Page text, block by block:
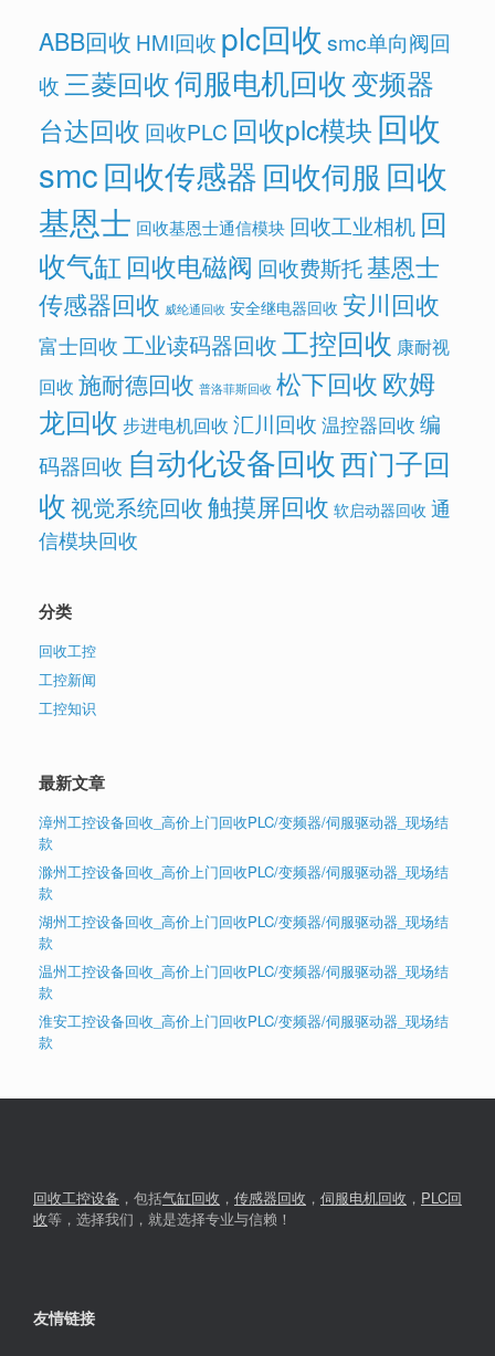
ABB回收 HMI回收 plc回收 smc单向阀回
收三菱回收伺服电机回收变频器
台达回收 回收PLC 回收plc模块 回收
smc回收传感器回收伺服 回收
基恩士 回收基恩士通信模块 回收工业相机 回
收气缸 回收电磁阀 回收费斯托基恩士
传感器回收 威纶通回收 安全继电器回收 安川回收
富士回收工业读码器回收工控回收 康耐视
回收 施耐德回收 普洛菲斯回收 松下回收欧姆
龙回收 步进电机回收 汇川回收 温控器回收 编
码器回收 自动化设备回收西门子回
收视觉系统回收触摸屏回收 软启动器回收 通
信模块回收
分类
回收工控
工控新闻
工控知识
最新文章
漳州工控设备回收_高价上门回收PLC/变频器/伺服驱动器_现场结
款
滁州工控设备回收_高价上门回收PLC/变频器/伺服驱动器_现场结
款
湖州工控设备回收_高价上门回收PLC/变频器/伺服驱动器_现场结
款
温州工控设备回收_高价上门回收PLC/变频器/伺服驱动器_现场结
款
淮安工控设备回收_高价上门回收PLC/变频器/伺服驱动器_现场结
款
回收工控设备 ，包括气缸回收 ， 传感器回收 ， 伺服电机回收 ， PLC回
收等，选择我们，就是选择专业与信赖！
友情链接